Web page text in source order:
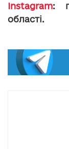
Instagram:
області.